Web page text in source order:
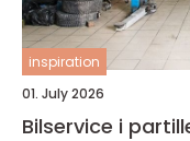
inspiration
01. July 2026
Bilservice i partille så håller du bilen